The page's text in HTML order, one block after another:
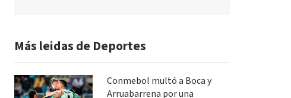
Más leidas de Deportes
Conmebol multó a Boca y
Arruabarrena por una